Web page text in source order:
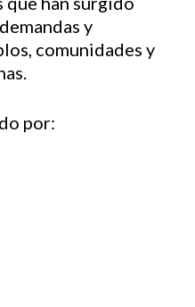
y
comunidades y
por: